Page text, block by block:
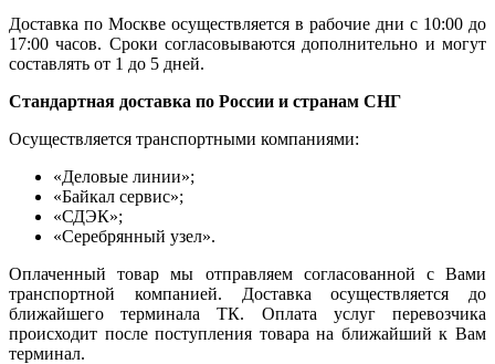
Доставка по Москве осуществляется в рабочие дни с 10:00 до
17:00 часов. Сроки согласовываются дополнительно и могут
составлять от 1 до 5 дней.
Стандартная доставка по России и странам СНГ
Осуществляется транспортными компаниями:
«Деловые линии»;
«Байкал сервис»;
«СДЭК»;
«Серебрянный узел».
Оплаченный товар мы отправляем согласованной с Вами
транспортной компанией. Доставка осуществляется до
ближайшего терминала ТК. Оплата услуг перевозчика
происходит после поступления товара на ближайший к Вам
терминал.